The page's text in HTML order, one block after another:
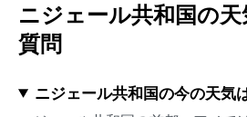
ニジェール共和国の
質問
ニジェール共和国の今の天気